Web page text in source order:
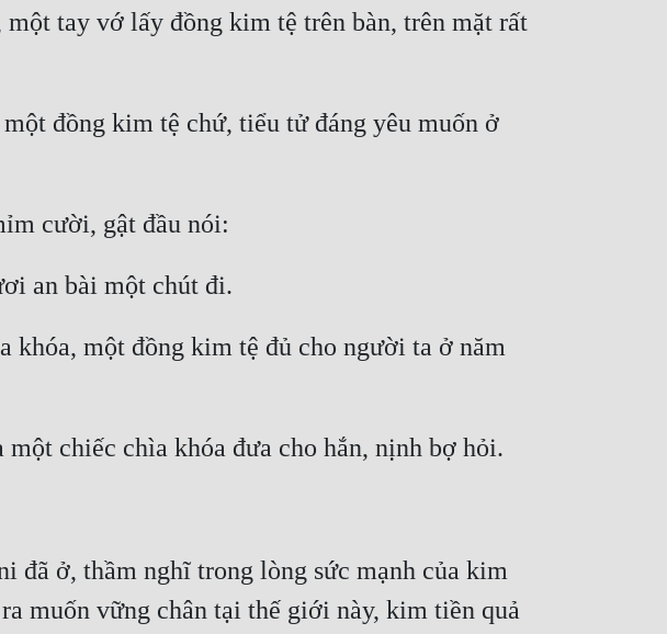
tay vớ lấy đồng kim tệ trên bàn, trên mặt rất
đồng kim tệ chứ, tiểu tử đáng yêu muốn ở
cười, gật đầu nói:
an bài một chút đi.
khóa, một đồng kim tệ đủ cho người ta ở năm
chiếc chìa khóa đưa cho hắn, nịnh bợ hỏi.
đã ở, thầm nghĩ trong lòng sức mạnh của kim
muốn vững chân tại thế giới này, kim tiền quả